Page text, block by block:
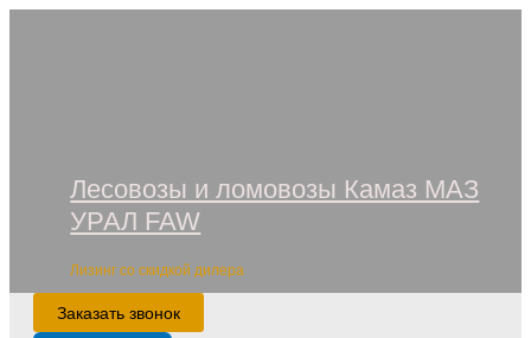
Лесовозы и ломовозы Камаз МАЗ
УРАЛ FAW
Лизинг со скидкой дилера
Заказать звонок